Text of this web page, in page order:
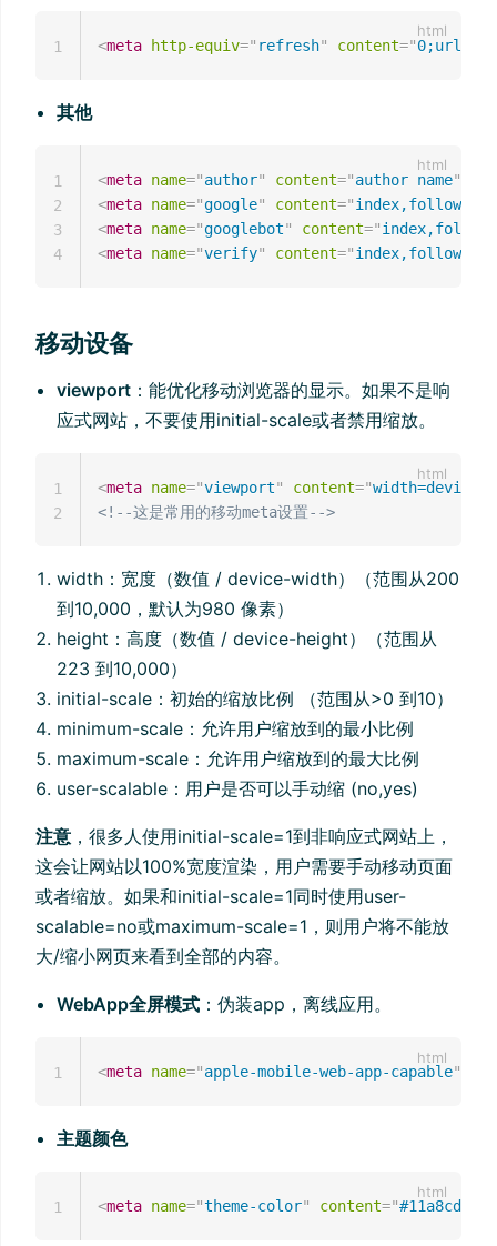
<meta http-equiv=" refresh" content="0;url=
1
其他
<meta name="author" content="author name"
<meta name="google" content="index,follow
<meta name="googlebot" content="index,follow
<meta name="verify" content="index,follow
1
2
3
4
移动设备
viewport ：能优化移动浏览器的显示。如果不是响
应式网站，不要使用initial-scale或者禁用缩放。
<meta name="viewport" content="width=device-
<!--这是常用的移动meta设置-->
1
2
width：宽度（数值 / device-width）（范围从200
到10,000，默认为980 像素）
height：高度（数值 / device-height）（范围从
223 到10,000）
initial-scale：初始的缩放比例 （范围从>0 到10）
minimum-scale：允许用户缩放到的最小比例
maximum-scale：允许用户缩放到的最大比例
user-scalable：用户是否可以手动缩 (no,yes)
注意 ，很多人使用initial-scale=1到非响应式网站上，
这会让网站以100%宽度渲染，用户需要手动移动页面
或者缩放。如果和initial-scale=1同时使用user-
scalable=no或maximum-scale=1，则用户将不能放
大/缩小网页来看到全部的内容。
WebApp全屏模式 ：伪装app，离线应用。
<meta name="apple-mobile-web-app-capable"
1
主题颜色
<meta name="theme-color" content="#11a8cd
1